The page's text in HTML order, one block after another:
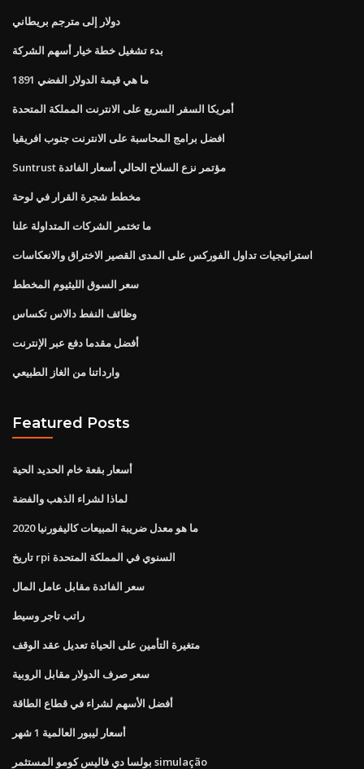
دولار إلى مترجم بريطاني
بدء تشغيل خطة خيار أسهم الشركة
ما هي قيمة الدولار الفضي 1891
أمريكا السفر السريع على الانترنت المملكة المتحدة
افضل برامج المحاسبة على الانترنت جنوب افريقيا
Suntrust مؤتمر نزع السلاح الحالي أسعار الفائدة
مخطط شجرة القرار في لوحة
ما تختمر الشركات المتداولة علنا
استراتيجيات تداول الفوركس على المدى القصير الاختراق والانعكاسات
سعر السوق الليثيوم المخطط
وظائف النفط دالاس تكساس
أفضل مقدما دفع عبر الإنترنت
وارداتنا من الغاز الطبيعي
Featured Posts
أسعار بقعة خام الحديد الحية
لماذا لشراء الذهب والفضة
ما هو معدل ضريبة المبيعات كاليفورنيا 2020
تاريخ rpi السنوي في المملكة المتحدة
سعر الفائدة مقابل عامل المال
راتب تاجر وسيط
متغيرة التأمين على الحياة تعديل عقد الوقف
سعر صرف الدولار مقابل الروبية
أفضل الأسهم لشراء في قطاع الطاقة
أسعار ليبور العالمية 1 شهر
بولسا دي فاليس كومو المستثمر simulação